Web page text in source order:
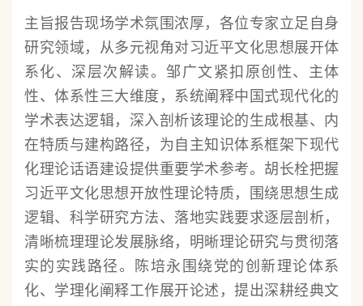
主旨报告现场学术氛围浓厚，各位专家立足自身
研究领域，从多元视角对习近平文化思想展开体
系化、深层次解读。邹广文紧扣原创性、主体
性、体系性三大维度，系统阐释中国式现代化的
学术表达逻辑，深入剖析该理论的生成根基、内
在特质与建构路径，为自主知识体系框架下现代
化理论话语建设提供重要学术参考。胡长栓把握
习近平文化思想开放性理论特质，围绕思想生成
逻辑、科学研究方法、落地实践要求逐层剖析，
清晰梳理理论发展脉络，明晰理论研究与贯彻落
实的实践路径。陈培永围绕党的创新理论体系
化、学理化阐释工作展开论述，提出深耕经典文